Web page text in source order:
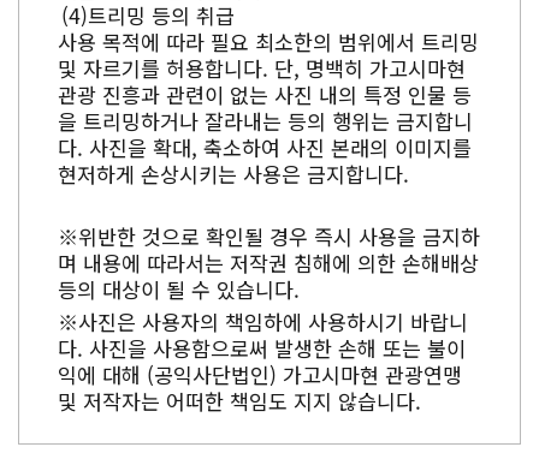
트리밍 등의 취급
사용 목적에 따라 필요 최소한의 범위에서 트리밍
및 자르기를 허용합니다. 단, 명백히 가고시마현
관광 진흥과 관련이 없는 사진 내의 특정 인물 등
을 트리밍하거나 잘라내는 등의 행위는 금지합니
다. 사진을 확대, 축소하여 사진 본래의 이미지를
현저하게 손상시키는 사용은 금지합니다.
※위반한 것으로 확인될 경우 즉시 사용을 금지하
며 내용에 따라서는 저작권 침해에 의한 손해배상
등의 대상이 될 수 있습니다.
※사진은 사용자의 책임하에 사용하시기 바랍니
다. 사진을 사용함으로써 발생한 손해 또는 불이
익에 대해 (공익사단법인) 가고시마현 관광연맹
및 저작자는 어떠한 책임도 지지 않습니다.